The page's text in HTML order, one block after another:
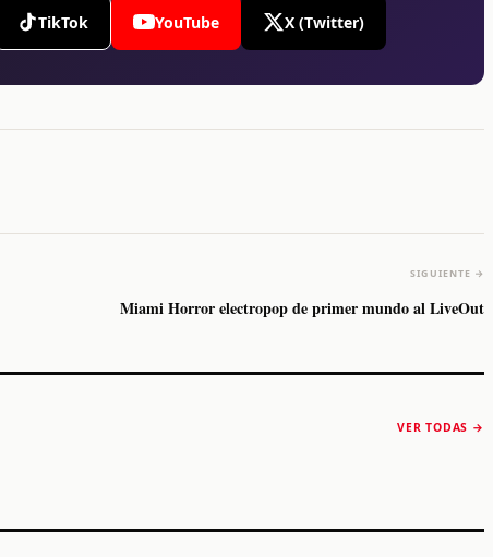
TikTok YouTube X (Twitter)
SIGUIENTE →
Miami Horror electropop de primer mundo al LiveOut
VER TODAS →